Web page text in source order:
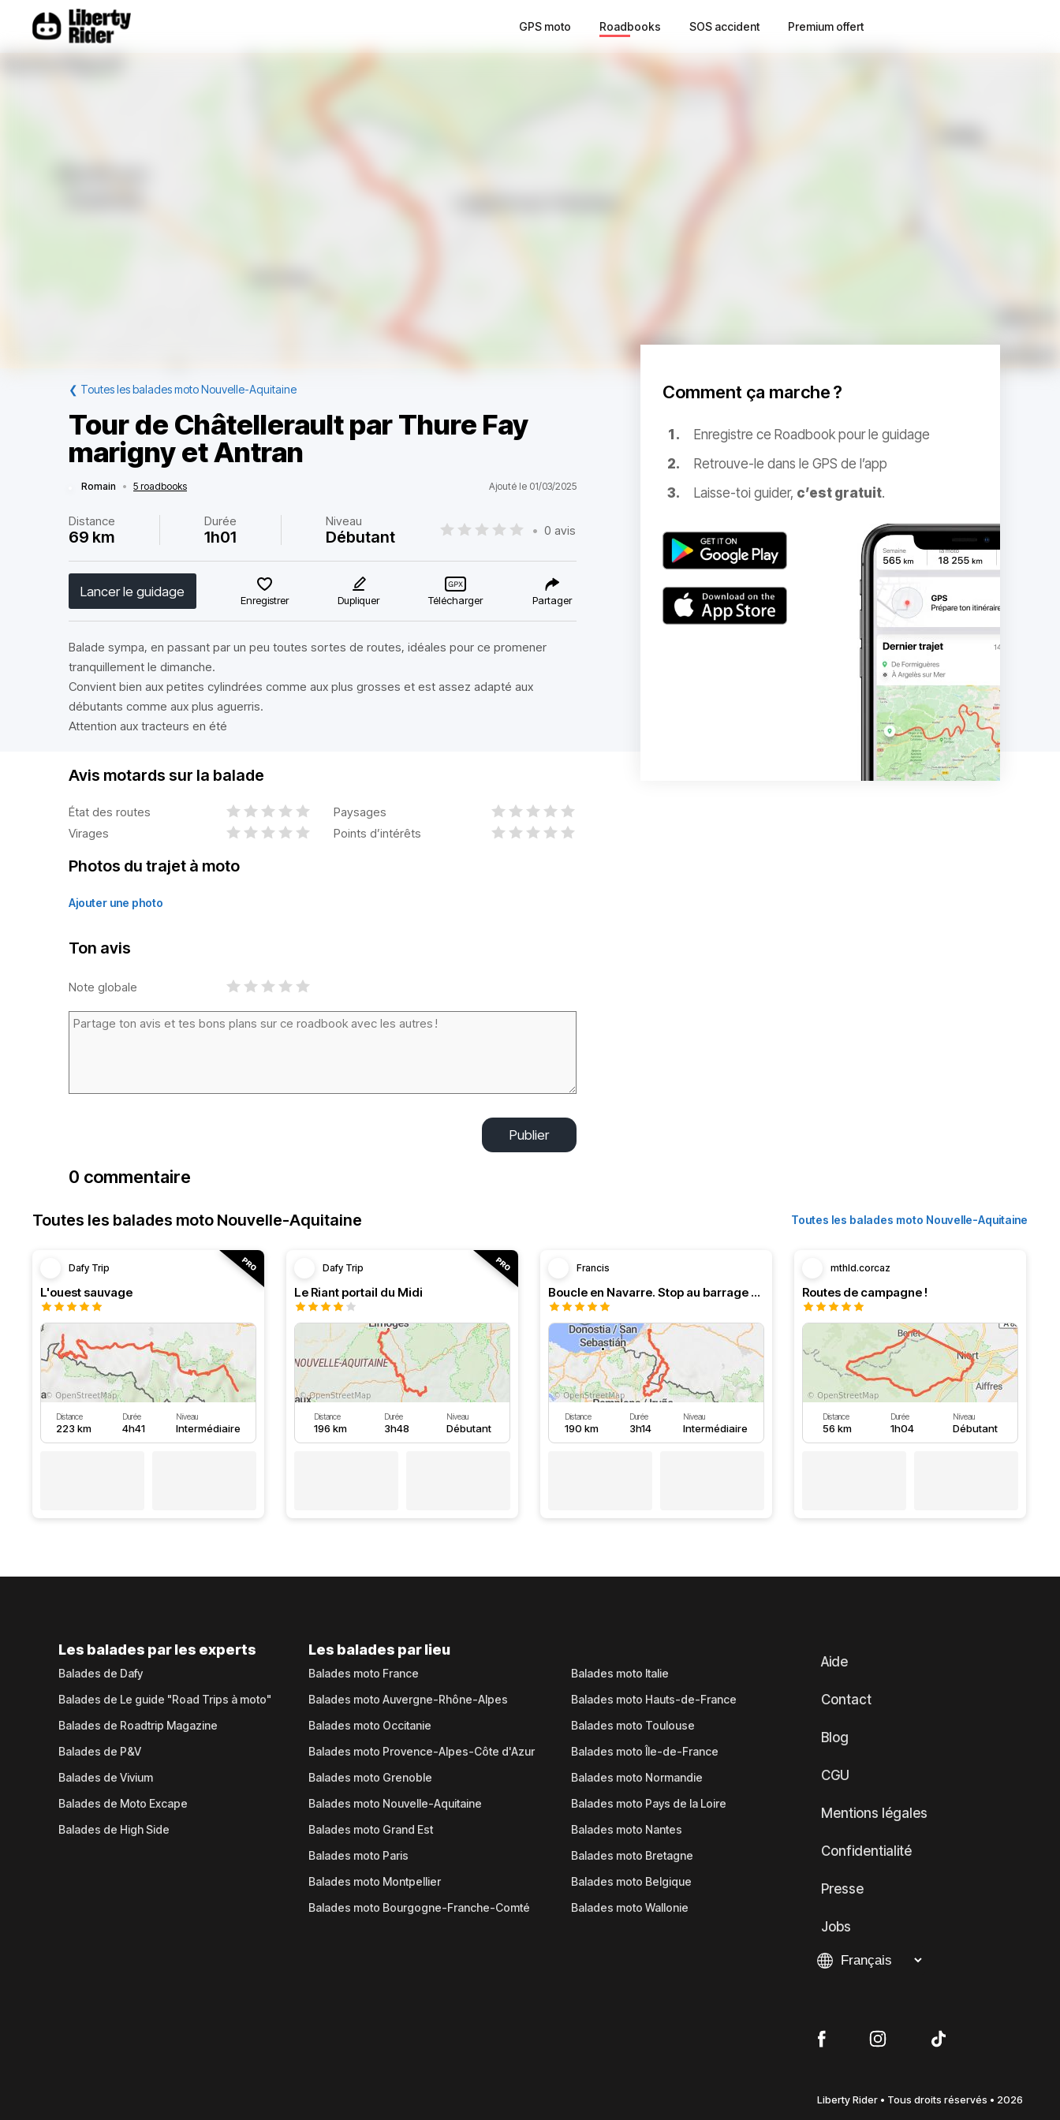
GPS moto Roadbooks SOS accident Premium offert
❮ Toutes les balades moto Nouvelle-Aquitaine
Tour de Châtellerault par Thure Fay
marigny et Antran
Romain • 5 roadbooks Ajouté le 01/03/2025
Distance
69 km
Durée
1h01
Niveau
Débutant • 0 avis
Lancer le guidage
Enregistrer Dupliquer Télécharger Partager
Balade sympa, en passant par un peu toutes sortes de routes, idéales pour ce promener
tranquillement le dimanche.
Convient bien aux petites cylindrées comme aux plus grosses et est assez adapté aux
débutants comme aux plus aguerris.
Attention aux tracteurs en été
Comment ça marche ?
Enregistre ce Roadbook pour le guidage
Retrouve-le dans le GPS de l’app
Laisse-toi guider, c’est gratuit.
Avis motards sur la balade
État des routes
Paysages
Virages
Points d’intérêts
Photos du trajet à moto
Ajouter une photo
Ton avis
Note globale
Publier
0 commentaire
Toutes les balades moto Nouvelle-Aquitaine Toutes les balades moto Nouvelle-Aquitaine
Dafy Trip
L'ouest sauvage
Distance
223 km
Durée
4h41
Niveau
Intermédiaire
Dafy Trip
Le Riant portail du Midi
Distance
196 km
Durée
3h48
Niveau
Débutant
Francis
Boucle en Navarre. Stop au barrage d’Eugi.
Distance
190 km
Durée
3h14
Niveau
Intermédiaire
mthld.corcaz
Routes de campagne !
Distance
56 km
Durée
1h04
Niveau
Débutant
Les balades par les experts
Balades de Dafy
Balades de Le guide "Road Trips à moto"
Balades de Roadtrip Magazine
Balades de P&V
Balades de Vivium
Balades de Moto Excape
Balades de High Side
Les balades par lieu
Balades moto France
Balades moto Auvergne-Rhône-Alpes
Balades moto Occitanie
Balades moto Provence-Alpes-Côte d'Azur
Balades moto Grenoble
Balades moto Nouvelle-Aquitaine
Balades moto Grand Est
Balades moto Paris
Balades moto Montpellier
Balades moto Bourgogne-Franche-Comté
Balades moto Italie
Balades moto Hauts-de-France
Balades moto Toulouse
Balades moto Île-de-France
Balades moto Normandie
Balades moto Pays de la Loire
Balades moto Nantes
Balades moto Bretagne
Balades moto Belgique
Balades moto Wallonie
Aide
Contact
Blog
CGU
Mentions légales
Confidentialité
Presse
Jobs
Liberty Rider • Tous droits réservés • 2026